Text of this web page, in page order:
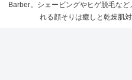
Barber。シェービングやヒゲ脱毛な
れる顔そりは癒しと乾燥肌